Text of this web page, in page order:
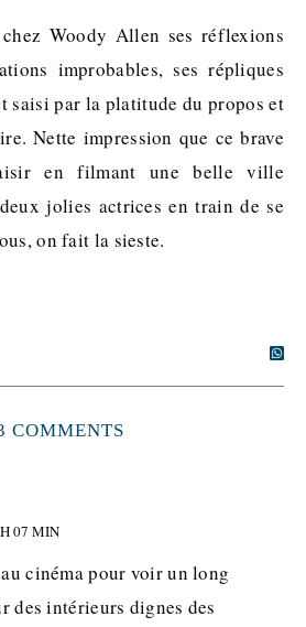
Woody Allen ses réflexions
improbables, ses répliques
saisi par la platitude du propos et
Nette impression que ce brave
en filmant une belle ville
jolies actrices en train de se
on fait la sieste.
COMMENTS
07 MIN
cinéma pour voir un long
des intérieurs dignes des